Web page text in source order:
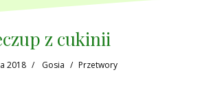
z cukinii
2018 Gosia Przetwory